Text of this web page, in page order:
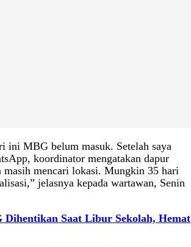
ini MBG belum masuk. Setelah saya
koordinator mengatakan dapur
masih mencari lokasi. Mungkin 35 hari
jelasnya kepada wartawan, Senin
Dihentikan Saat Libur Sekolah, Hemat